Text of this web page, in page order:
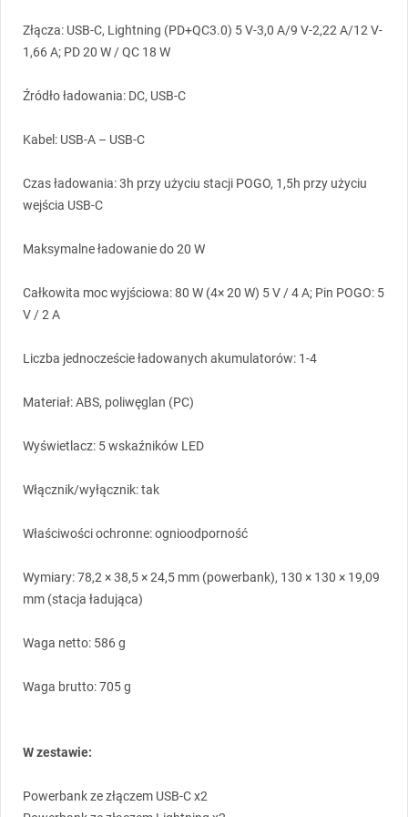
Złącza: USB-C, Lightning (PD+QC3.0) 5 V-3,0 A/9 V-2,22 A/12 V-
1,66 A; PD 20 W / QC 18 W
Źródło ładowania: DC, USB-C
Kabel: USB-A – USB-C
Czas ładowania: 3h przy użyciu stacji POGO, 1,5h przy użyciu
wejścia USB-C
Maksymalne ładowanie do 20 W
Całkowita moc wyjściowa: 80 W (4× 20 W) 5 V / 4 A; Pin POGO: 5
V / 2 A
Liczba jednoczeście ładowanych akumulatorów: 1-4
Materiał:ABS, poliwęglan (PC)
Wyświetlacz: 5 wskaźników LED
Włącznik/wyłącznik: tak
Właściwości ochronne: ognioodporność
Wymiary: 78,2 × 38,5 × 24,5 mm (powerbank), 130 × 130 × 19,09
mm (stacja ładująca)
Waga netto: 586 g
Waga brutto: 705 g
W zestawie:
Powerbank ze złączem USB-C x2